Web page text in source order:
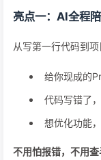
亮点一：AI全程
从写第一行代码到
给你现成的
代码写错了
想优化功能
不用怕报错，不用